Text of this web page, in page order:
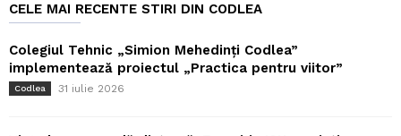
CELE MAI RECENTE STIRI DIN CODLEA
Colegiul Tehnic „Simion Mehedinți Codlea”
implementează proiectul „Practica pentru viitor”
Codlea 31 iulie 2026